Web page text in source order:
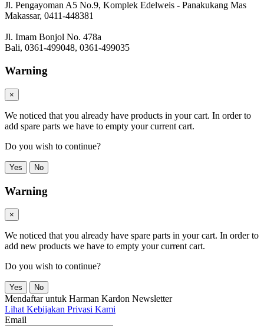
Jl. Pengayoman A5 No.9, Komplek Edelweis - Panakukang Mas
Makassar, 0411-448381
Jl. Imam Bonjol No. 478a
Bali, 0361-499048, 0361-499035
Warning
×
We noticed that you already have products in your cart. In order to
add spare parts we have to empty your current cart.
Do you wish to continue?
Yes No
Warning
×
We noticed that you already have spare parts in your cart. In order to
add new products we have to empty your current cart.
Do you wish to continue?
Yes No
Mendaftar untuk Harman Kardon Newsletter
Lihat Kebijakan Privasi Kami
Email